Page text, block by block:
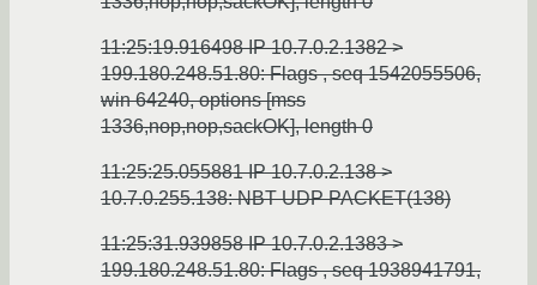
11:25:19.916498 IP 10.7.0.2.1382 >
199.180.248.51.80: Flags, seq 1542055506,
win 64240, options [mss
1336,nop,nop,sackOK], length 0
11:25:25.055881 IP 10.7.0.2.138 >
10.7.0.255.138: NBT UDP PACKET(138)
11:25:31.939858 IP 10.7.0.2.1383 >
199.180.248.51.80: Flags, seq 1938941791,